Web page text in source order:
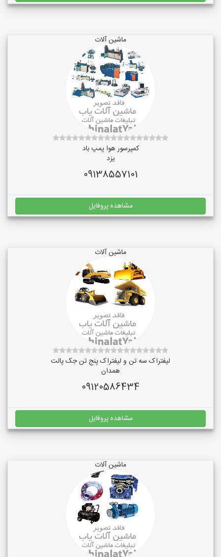
ماشین آلات
کمپرسور هوا پمپ باد
یزد
09138557101
مشاهده پروفایل
ماشین آلات
لیفتراک سه تن و لیفتراک پنج تن جک پالت
همدان
09120586434
مشاهده پروفایل
ماشین آلات